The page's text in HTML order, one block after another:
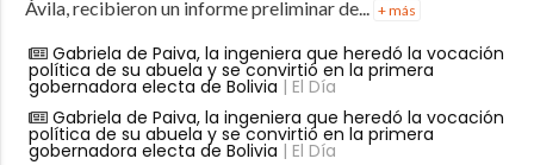
Ávila, recibieron un informe preliminar de... + más
Gabriela de Paiva, la ingeniera que heredó la vocación
política de su abuela y se convirtió en la primera
gobernadora electa de Bolivia | El Día
Gabriela de Paiva, la ingeniera que heredó la vocación
política de su abuela y se convirtió en la primera
gobernadora electa de Bolivia | El Día